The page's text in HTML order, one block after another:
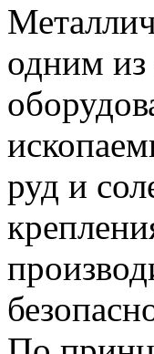
одним из
руд и